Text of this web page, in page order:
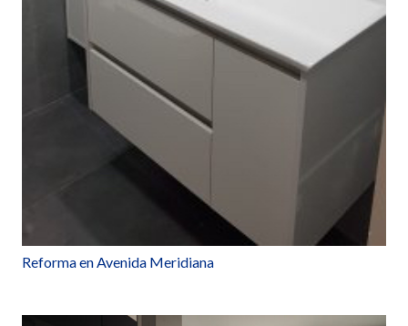
Reforma en Avenida Meridiana